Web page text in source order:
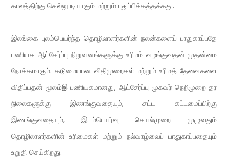
காலத்திற்கு செல்லுபடியாகும் மற்றும் புதுப்பிக்கத்தக்கது.
இலங்கை புலம்பெயர்ந்த தொழிலாளர்களின் நலன்களைப் பாதுகாப்பதே
பணியக ஆட்சேர்ப்பு நிறுவனங்களுக்கு உரிமம் வழங்குவதன் முதன்மை
நோக்கமாகும். கடுமையான விதிமுறைகள் மற்றும் உரிமத் தேவைகளை
விதிப்பதன் மூலம்இ பணியகமானது, ஆட்சேர்ப்பு முகவர் நெறிமுறை தர
நிலைகளுக்கு இணங்குவதையும், சட்ட கட்டமைப்பிற்கு
இணங்குவதையும், இடம்பெயர்வு செயல்முறை முழுவதும்
தொழிலாளர்களின் உரிமைகள் மற்றும் நல்வாழ்வைப் பாதுகாப்பதையும்
உறுதி செய்கிறது.